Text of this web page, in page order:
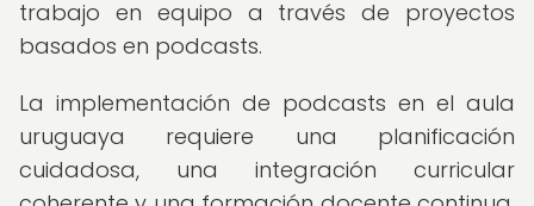
trabajo en equipo a través de proyectos
basados en podcasts.
La implementación de podcasts en el aula
uruguaya requiere una planificación
cuidadosa, una integración curricular